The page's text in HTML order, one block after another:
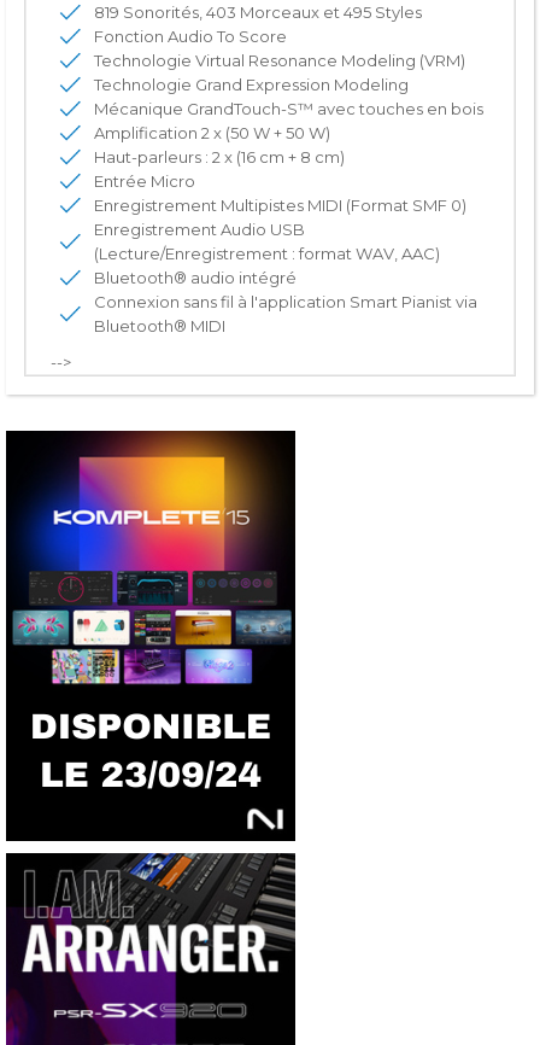
819 Sonorités, 403 Morceaux et 495 Styles
Fonction Audio To Score
Technologie Virtual Resonance Modeling (VRM)
Technologie Grand Expression Modeling
Mécanique GrandTouch-S™ avec touches en bois
Amplification 2 x (50 W + 50 W)
Haut-parleurs : 2 x (16 cm + 8 cm)
Entrée Micro
Enregistrement Multipistes MIDI (Format SMF 0)
Enregistrement Audio USB
(Lecture/Enregistrement : format WAV, AAC)
Bluetooth® audio intégré
Connexion sans fil à l'application Smart Pianist via
Bluetooth® MIDI
-->